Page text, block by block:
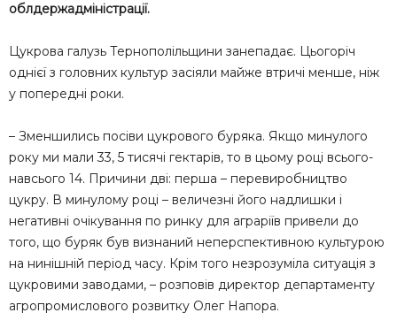
облдержадміністрації.
Цукрова галузь Тернополільщини занепадає. Цьогоріч
однієї з головних культур засіяли майже втричі менше, ніж
у попередні роки.
– Зменшились посіви цукрового буряка. Якщо минулого
року ми мали 33, 5 тисячі гектарів, то в цьому році всього-
навсього 14. Причини дві: перша – перевиробництво
цукру. В минулому році – величезні його надлишки і
негативні очікування по ринку для аграріїв привели до
того, що буряк був визнаний неперспективною культурою
на нинішній період часу. Крім того незрозуміла ситуація з
цукровими заводами, – розповів директор департаменту
агропромислового розвитку Олег Напора.